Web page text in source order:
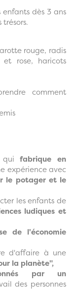
dès 3 ans
rouge, radis
rose, haricots
comment
quifabrique en
expérience avec
le potager et le
les enfants de
ludiques et
de l'économie
d'affaire à une
la planète",
par un
des personnes